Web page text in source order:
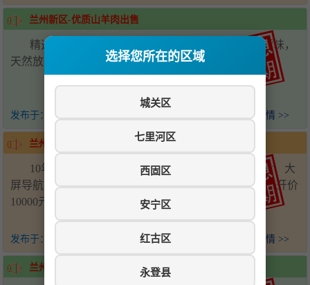
选择您所在的区域
城关区
七里河区
西固区
安宁区
红古区
永登县
兰州新区-优质山羊肉出售
精选优质山羊肉出售，肉质鲜嫩，口感醇厚，无膻味，
天然放养，健康滋补，送货上门。电话：17739863008
发布于： 4个月前 查看详情 >>
兰州新区-雷诺科雷傲出售
10年雷诺进口四驱科雷傲，自动挡，多功能方向盘、大
屏导航、倒车影像、定速巡航、真皮座椅、全景天窗，开价
10000元。电话：18153978652
发布于： 查看详情 >>
兰州新区-雷诺科雷傲出售